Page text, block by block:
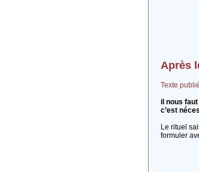
Après
Texte
il nous
c’est
Le rituel
formuler